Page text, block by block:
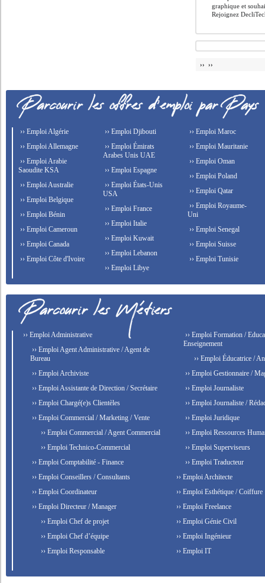
graphique et
Rejoignez
›› ››
›› Emploi Algérie
›› Emploi Allemagne
›› Emploi Arabie
Saoudite KSA
›› Emploi Australie
›› Emploi Belgique
›› Emploi Bénin
›› Emploi Cameroun
›› Emploi Canada
›› Emploi Côte d'Ivoire
›› Emploi Djibouti
›› Emploi Émirats
Arabes Unis UAE
›› Emploi Espagne
›› Emploi États-Unis
USA
›› Emploi France
›› Emploi Italie
›› Emploi Kuwait
›› Emploi Lebanon
›› Emploi Libye
›› Emploi Maroc
›› Emploi Mauritanie
›› Emploi Oman
›› Emploi Poland
›› Emploi Qatar
›› Emploi Royaume-
Uni
›› Emploi Senegal
›› Emploi Suisse
›› Emploi Tunisie
›› Emploi Administrative
›› Emploi Agent Administrative / Agent de
Bureau
›› Emploi Archiviste
›› Emploi Assistante de Direction / Secrétaire
›› Emploi Chargé(e)s Clientèles
›› Emploi Commercial / Marketing / Vente
›› Emploi Commercial / Agent Commercial
›› Emploi Technico-Commercial
›› Emploi Comptabilité - Finance
›› Emploi Conseillers / Consultants
›› Emploi Coordinateur
›› Emploi Directeur / Manager
›› Emploi Chef de projet
›› Emploi Chef d’équipe
›› Emploi Responsable
›› Emploi Formation /
Enseignement
›› Emploi Éducatrice /
›› Emploi Gestionnaire /
›› Emploi Journaliste
›› Emploi Journaliste /
›› Emploi Juridique
›› Emploi Ressources
›› Emploi Superviseurs
›› Emploi Traducteur
›› Emploi Architecte
›› Emploi Esthétique / Coiffure
›› Emploi Freelance
›› Emploi Génie Civil
›› Emploi Ingénieur
›› Emploi IT